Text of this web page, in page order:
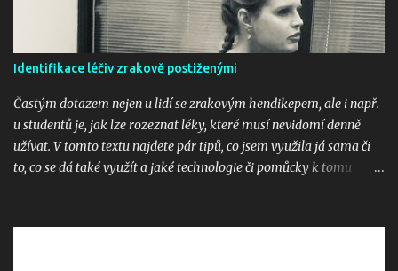
e
Identifikace léčiv zrakově postiženými
Častým dotazem nejen u lidí se zrakovým hendikepem, ale i např.
u studentů je, jak lze rozeznat léky, které musí nevidomí denně
užívat. V tomto textu najdete pár tipů, co jsem využila já sama či
to, co se dá také využít a jaké technologie či pomůcky k tomu
spárovaná s magnetkami či samolepkami, ve kterých jsou čipy a k